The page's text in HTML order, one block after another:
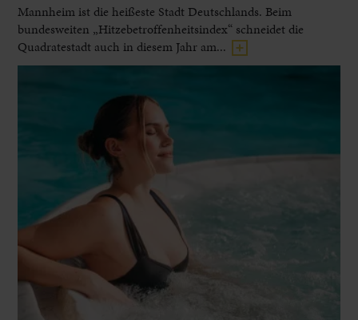
Mannheim ist die heißeste Stadt Deutschlands. Beim
bundesweiten „Hitzebetroffenheitsindex“ schneidet die
Quadratestadt auch in diesem Jahr am...